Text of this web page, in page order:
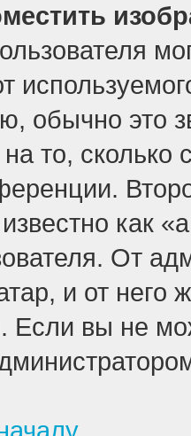
обычно это
то,
как
От
и от него
Если вы не